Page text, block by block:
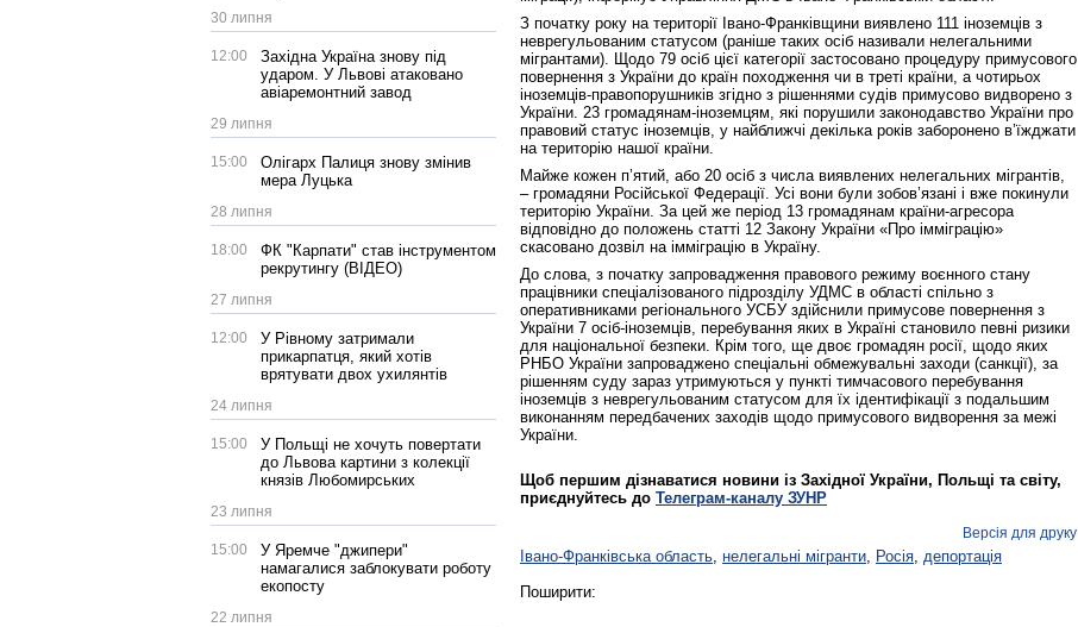
30 липня
12:00
Західна Україна знову під
ударом. У Львові атаковано
авіаремонтний завод
29 липня
15:00
Олігарх Палиця знову змінив
мера Луцька
28 липня
18:00
ФК "Карпати" став інструментом
рекрутингу (ВІДЕО)
27 липня
12:00
У Рівному затримали
прикарпатця, який хотів
врятувати двох ухилянтів
24 липня
15:00
У Польщі не хочуть повертати
до Львова картини з колекції
князів Любомирських
23 липня
15:00
У Яремче "джипери"
намагалися заблокувати роботу
екопосту
22 липня
З початку року на території Івано-Франківщини виявлено 111 іноземців з
неврегульованим статусом (раніше таких осіб називали нелегальними
мігрантами). Щодо 79 осіб цієї категорії застосовано процедуру примусового
повернення з України до країн походження чи в треті країни, а чотирьох
іноземців-правопорушників згідно з рішеннями судів примусово видворено з
України. 23 громадянам-іноземцям, які порушили законодавство України про
правовий статус іноземців, у найближчі декілька років заборонено в’їжджати
на територію нашої країни.
Майже кожен п’ятий, або 20 осіб з числа виявлених нелегальних мігрантів,
– громадяни Російської Федерації. Усі вони були зобов’язані і вже покинули
територію України. За цей же період 13 громадянам країни-агресора
відповідно до положень статті 12 Закону України «Про імміграцію»
скасовано дозвіл на імміграцію в Україну.
До слова, з початку запровадження правового режиму воєнного стану
працівники спеціалізованого підрозділу УДМС в області спільно з
оперативниками регіонального УСБУ здійснили примусове повернення з
України 7 осіб-іноземців, перебування яких в Україні становило певні ризики
для національної безпеки. Крім того, ще двоє громадян росії, щодо яких
РНБО України запроваджено спеціальні обмежувальні заходи (санкції), за
рішенням суду зараз утримуються у пункті тимчасового перебування
іноземців з неврегульованим статусом для їх ідентифікації з подальшим
виконанням передбачених заходів щодо примусового видворення за межі
України.
Щоб першим дізнаватися новини із Західної України, Польщі та світу,
приєднуйтесь до Телеграм-каналу ЗУНР
Версія для друку
Івано-Франківська область, нелегальні мігранти, Росія, депортація
Поширити: